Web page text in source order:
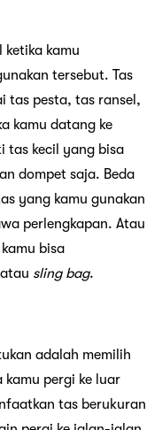
ketika kamu
tersebut. Tas
tas pesta, tas ransel,
kamu datang ke
tas kecil yang bisa
dompet saja. Beda
yang kamu gunakan
perlengkapan. Atau
bisa
sling bag.
adalah memilih
pergi ke luar
tas berukuran